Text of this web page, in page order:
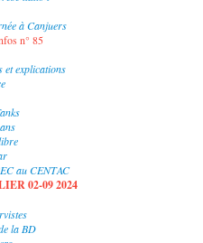
à Canjuers
n° 85
et explications
au CENTAC
02-09 2024
la BD